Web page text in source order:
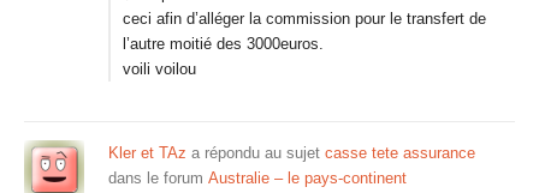
ceci afin d’alléger la commission pour le transfert de
l’autre moitié des 3000euros.
voili voilou
Kler et TAz a répondu au sujet casse tete assurance
dans le forum Australie – le pays-continent